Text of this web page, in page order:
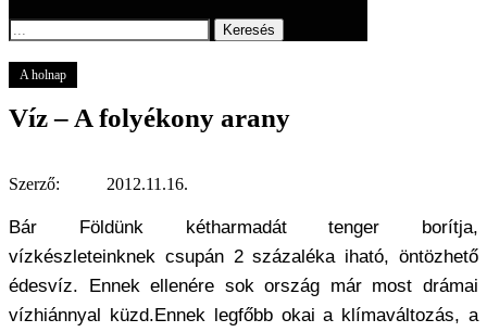
Keresés
A holnap
Víz – A folyékony arany
Szerző: 2012.11.16.
Bár Földünk kétharmadát tenger borítja,
vízkészleteinknek csupán 2 százaléka iható, öntözhető
édesvíz. Ennek ellenére sok ország már most drámai
vízhiánnyal küzd.Ennek legfőbb okai a klímaváltozás, a